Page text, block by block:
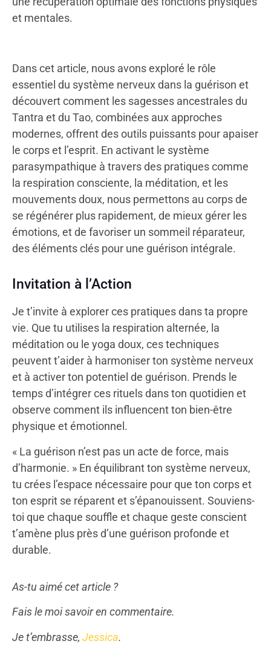
et mentales.
Dans cet article, nous avons exploré le rôle
essentiel du système nerveux dans la guérison et
découvert comment les sagesses ancestrales du
Tantra et du Tao, combinées aux approches
modernes, offrent des outils puissants pour apaiser
le corps et l’esprit. En activant le système
parasympathique à travers des pratiques comme
la respiration consciente, la méditation, et les
mouvements doux, nous permettons au corps de
se régénérer plus rapidement, de mieux gérer les
émotions, et de favoriser un sommeil réparateur,
des éléments clés pour une guérison intégrale.
Invitation à l’Action
Je t’invite à explorer ces pratiques dans ta propre
vie. Que tu utilises la respiration alternée, la
méditation ou le yoga doux, ces techniques
peuvent t’aider à harmoniser ton système nerveux
et à activer ton potentiel de guérison. Prends le
temps d’intégrer ces rituels dans ton quotidien et
observe comment ils influencent ton bien-être
physique et émotionnel.
« La guérison n’est pas un acte de force, mais
d’harmonie. » En équilibrant ton système nerveux,
tu crées l’espace nécessaire pour que ton corps et
ton esprit se réparent et s’épanouissent. Souviens-
toi que chaque souffle et chaque geste conscient
t’amène plus près d’une guérison profonde et
durable.
As-tu aimé cet article ?
Fais le moi savoir en commentaire.
Je t’embrasse, Jessica.